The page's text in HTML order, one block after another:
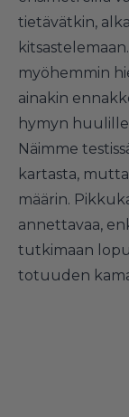
tietävätkin,
myöhemmin
ainakin
hymyn
Näimme
kartasta,
määrin.
annettavaa,
tutkimaan
totuuden